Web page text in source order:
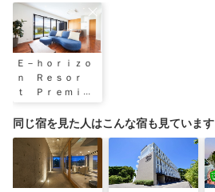
Ｅ－ｈｏｒｉｚｏ
ｎ Ｒｅｓｏｒ
ｔ Ｐｒｅｍｉｕ
同じ宿を見た人はこんな宿も見ています